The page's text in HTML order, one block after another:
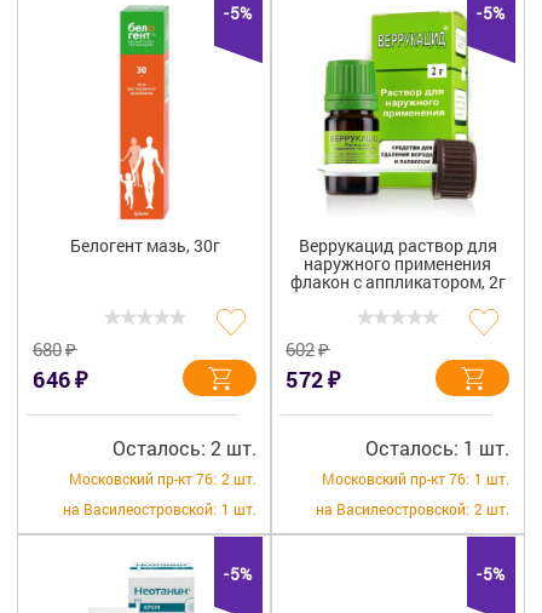
-5%
Белогент мазь, 30г
680₽
646₽
Осталось: 2 шт.
Московский пр-кт 76: 2 шт.
на Василеостровской: 1 шт.
-5%
Веррукацид раствор для
наружного применения
флакон с аппликатором, 2г
602₽
572₽
Осталось: 1 шт.
Московский пр-кт 76: 1 шт.
на Василеостровской: 2 шт.
-5% -5%